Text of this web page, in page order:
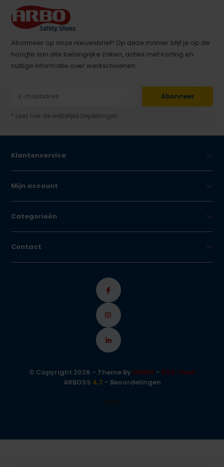
Abonneer op onze nieuwsbrief! Op deze manier blijf je op de
hoogte van alle belangrijke zaken, acties met korting en
nuttige informatie over werkschoenen.
Abonneer
* Lees hier de wettelijke beperkingen
Klantenservice
Mijn account
Categorieën
Contact
© Copyright 2026 - Theme By DMWS - RSS-feed
ARBOSS 4,7 - Beoordelingen